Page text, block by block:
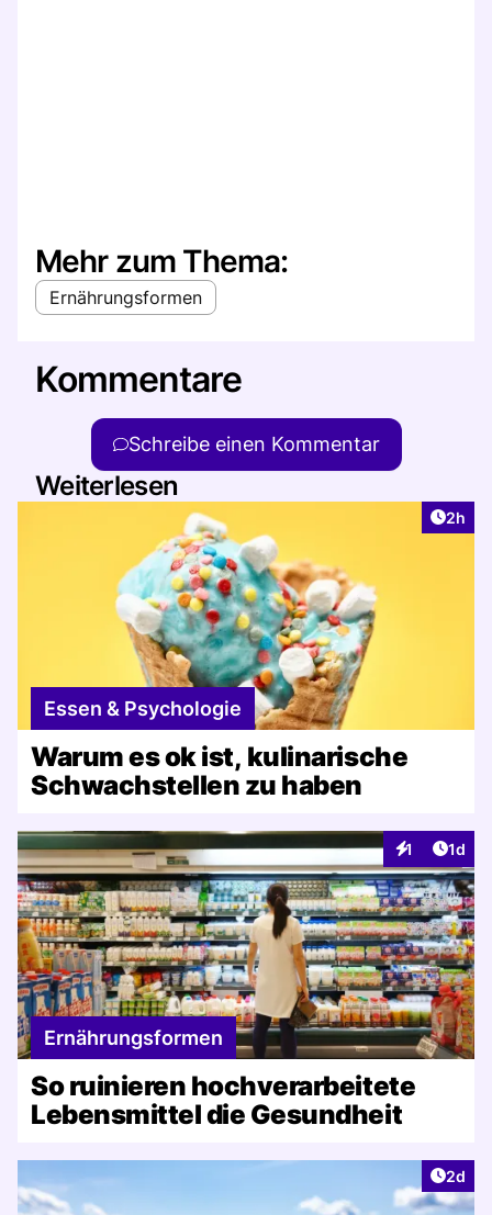
Mehr zum Thema:
Ernährungsformen
Kommentare
Schreibe einen Kommentar
Weiterlesen
2h
Essen & Psychologie
Warum es ok ist, kulinarische
Schwachstellen zu haben
1
Interaktionen
1d
Ernährungsformen
So ruinieren hochverarbeitete
Lebensmittel die Gesundheit
2d